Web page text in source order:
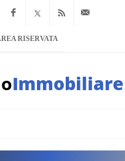
Facebook
x.com Feed RSS
RISERVATA
Immobiliare